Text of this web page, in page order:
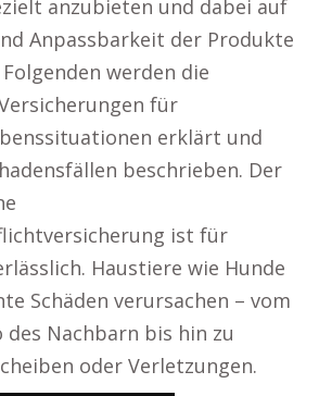
anzubieten und dabei auf
Anpassbarkeit der Produkte
werden die
für
erklärt und
beschrieben. Der
ist für
Haustiere wie Hunde
Schäden verursachen – vom
des Nachbarn bis hin zu
oder Verletzungen.